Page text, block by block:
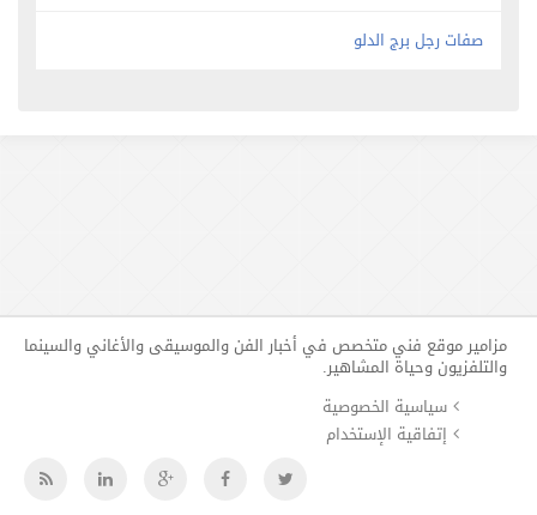
صفات رجل برج الدلو
مزامير موقع فني متخصص في أخبار الفن والموسيقى والأغاني والسينما
والتلفزيون وحياة المشاهير.
سياسية الخصوصية
إتفاقية الإستخدام